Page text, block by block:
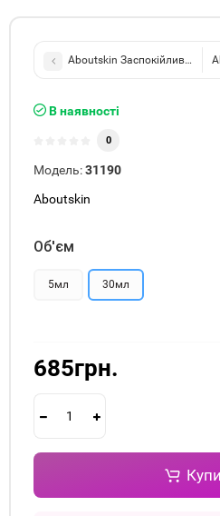
Aboutskin Заспокійливий та
В наявності
0
Модель:31190
Aboutskin
Об'єм
5мл 30мл
685грн.